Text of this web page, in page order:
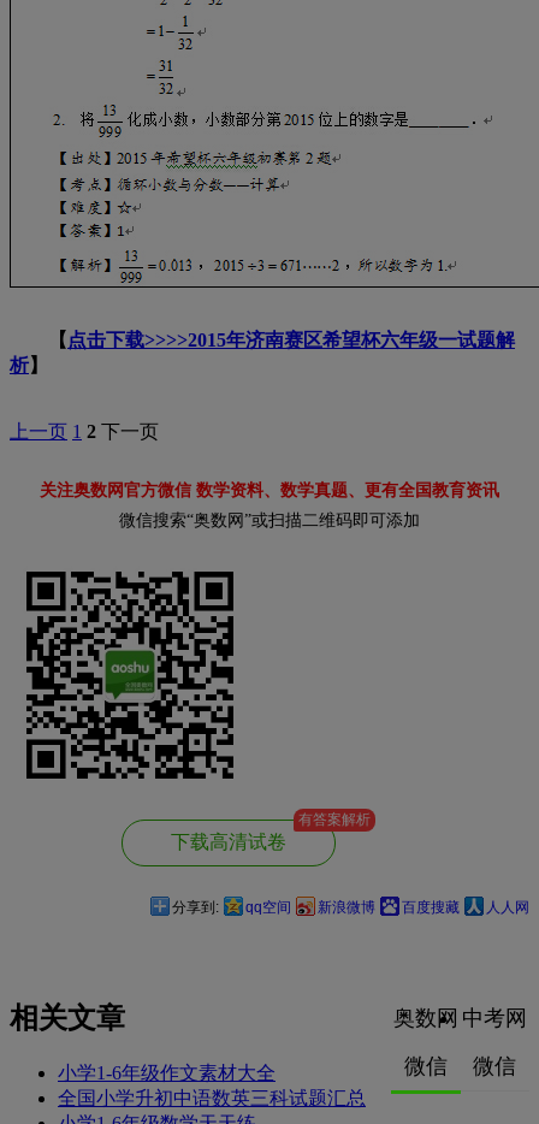
【 点击下载>>>>2015年济南赛区希望杯六年级一试题解
析】
上一页 1 2 下一页
关注奥数网官方微信 数学资料、数学真题、更有全国教育资讯
微信搜索“奥数网”或扫描二维码即可添加
下载高清试卷
有答案解析
分享到: qq空间 新浪微博 百度搜藏 人人网
相关文章
小学1-6年级作文素材大全
全国小学升初中语数英三科试题汇总
奥数网
微信
中考网
微信